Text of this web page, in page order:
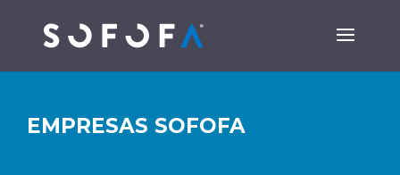
EMPRESAS SOFOFA